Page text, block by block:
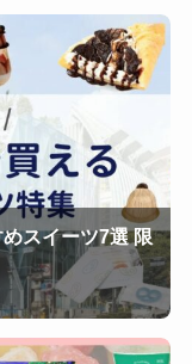
スイーツ7選 限